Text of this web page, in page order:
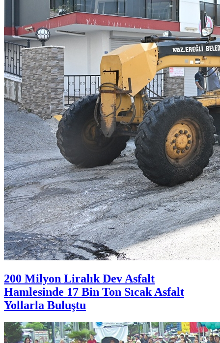
200 Milyon Liralık Dev Asfalt
Hamlesinde 17 Bin Ton Sıcak Asfalt
Yollarla Buluştu